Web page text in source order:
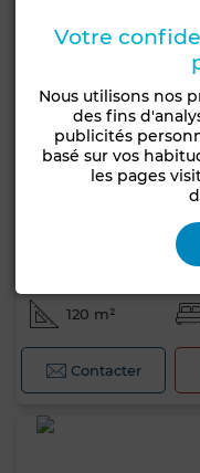
120 m²
Contacter
Votre
Nous utilisons nos
des fins
publicités
basé sur vos
les pages